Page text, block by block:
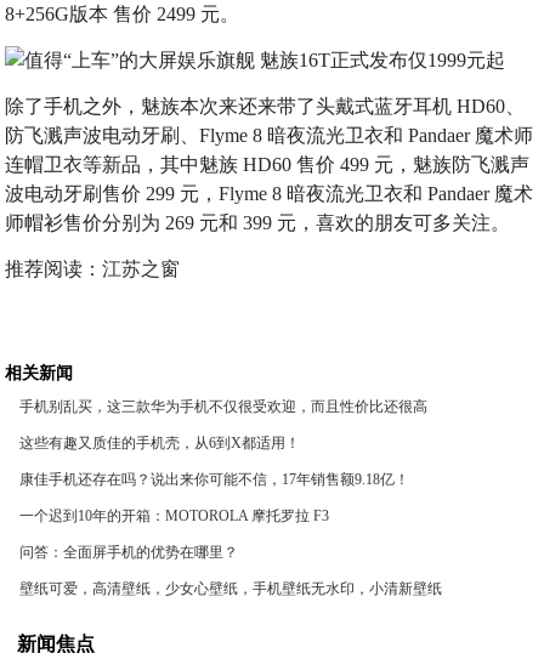
8+256G版本 售价 2499 元。
除了手机之外，魅族本次来还来带了头戴式蓝牙耳机 HD60、
防飞溅声波电动牙刷、Flyme 8 暗夜流光卫衣和 Pandaer 魔术师
连帽卫衣等新品，其中魅族 HD60 售价 499 元，魅族防飞溅声
波电动牙刷售价 299 元，Flyme 8 暗夜流光卫衣和 Pandaer 魔术
师帽衫售价分别为 269 元和 399 元，喜欢的朋友可多关注。
推荐阅读：江苏之窗
相关新闻
手机别乱买，这三款华为手机不仅很受欢迎，而且性价比还很高
这些有趣又质佳的手机壳，从6到X都适用！
康佳手机还存在吗？说出来你可能不信，17年销售额9.18亿！
一个迟到10年的开箱：MOTOROLA 摩托罗拉 F3
问答：全面屏手机的优势在哪里？
壁纸可爱，高清壁纸，少女心壁纸，手机壁纸无水印，小清新壁纸
新闻焦点